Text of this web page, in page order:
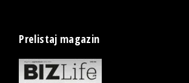
Prelistaj magazin